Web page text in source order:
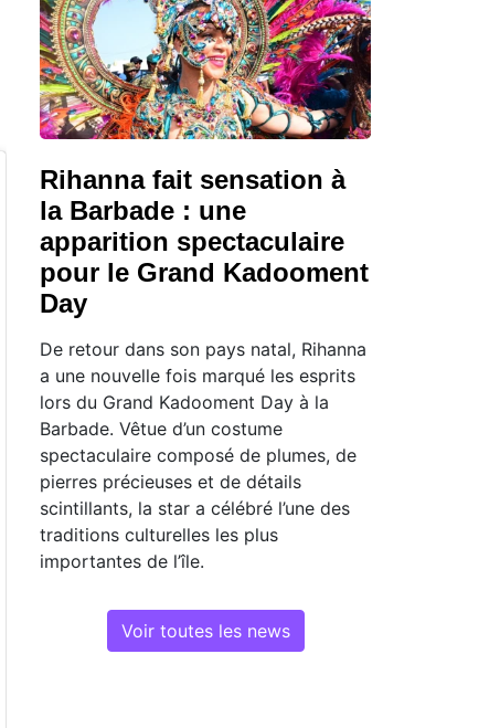
Rihanna fait sensation à
la Barbade : une
apparition spectaculaire
pour le Grand Kadooment
Day
De retour dans son pays natal, Rihanna
a une nouvelle fois marqué les esprits
lors du Grand Kadooment Day à la
Barbade. Vêtue d’un costume
spectaculaire composé de plumes, de
pierres précieuses et de détails
scintillants, la star a célébré l’une des
traditions culturelles les plus
importantes de l’île.
Voir toutes les news